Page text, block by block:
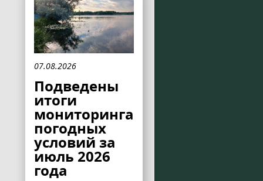
07.08.2026
Подведены
итоги
мониторинга
погодных
условий за
июль 2026
года